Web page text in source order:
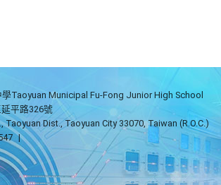
Taoyuan Municipal Fu-Fong Junior High School
平路326號
Taoyuan Dist., Taoyuan City 33070, Taiwan (R.O.C.)
|